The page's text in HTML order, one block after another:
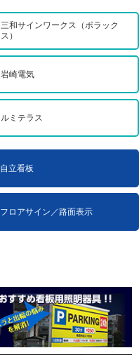
三和サインワークス（ポラック
ス）
岩崎電気
ルミテラス
自立看板
フロアサイン／路面表示